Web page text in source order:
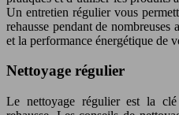
Un entretien régulier vous
rehausse pendant de nombreuses
et la performance énergétique de
Nettoyage régulier
Le nettoyage régulier est la